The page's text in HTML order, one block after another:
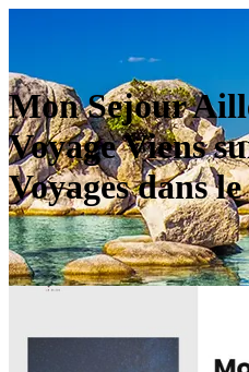
Mon Sejour
Voyage Viens
Voyages dans